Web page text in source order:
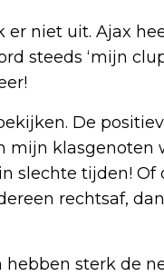
niet uit. Ajax
steeds ‘mijn
De
mijn klasgenoten
slechte tijden!
rechtsaf,
hebben sterk de